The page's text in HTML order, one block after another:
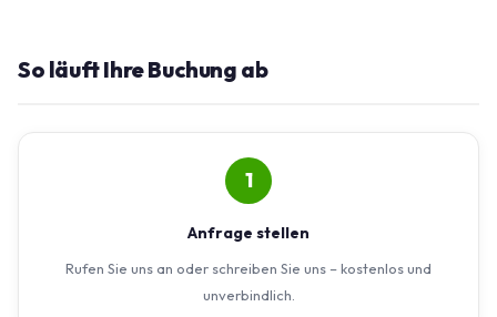
So läuft Ihre Buchung ab
1
Anfrage stellen
Rufen Sie uns an oder schreiben Sie uns – kostenlos und
unverbindlich.